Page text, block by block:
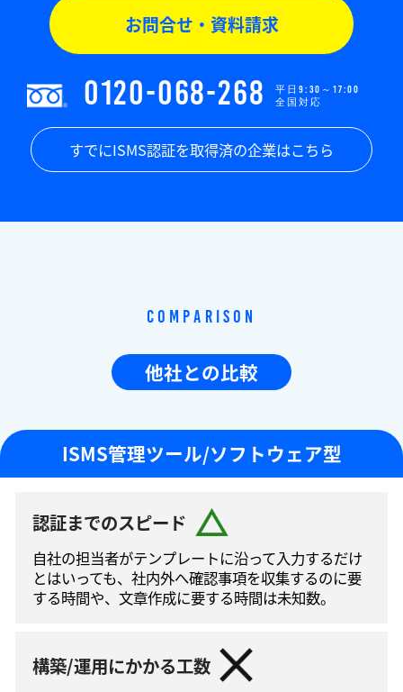
お問合せ・資料請求
0120-068-268
平日9:30～17:00
全国対応
すでにISMS認証を取得済の企業はこちら
Comparison
他社との比較
ISMS管理ツール/ソフトウェア型
認証までのスピード
自社の担当者がテンプレートに沿って⼊⼒するだけ
とはいっても、社内外へ確認事項を収集するのに要
する時間や、文章作成に要する時間は未知数。
構築/運用にかかる工数